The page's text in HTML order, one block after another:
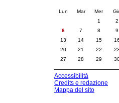
Lun Mar Mer
1
2
6
7 8 9
13
14 15 16
20
21 22 23
27
28 29
Accessibilità
Credits e redazione
Mappa del sito